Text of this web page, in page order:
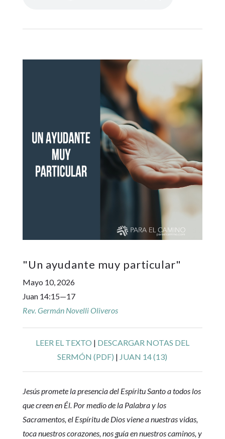
"Un ayudante muy particular"
Mayo 10, 2026
Juan 14:15—17
Rev. Germán Novelli Oliveros
LEER EL TEXTO | DESCARGAR NOTAS DEL
SERMÓN (PDF) | JUAN 14 (13)
Jesús promete la presencia del Espíritu Santo a todos los
que creen en Él. Por medio de la Palabra y los
Sacramentos, el Espíritu de Dios viene a nuestras vidas,
toca nuestros corazones, nos guía en nuestros caminos, y